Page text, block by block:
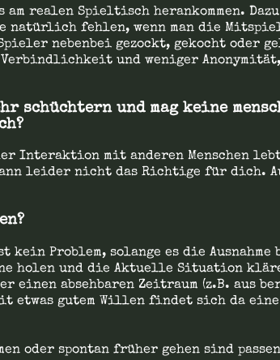
realen Spieltisch herankommen. Dazu
natürlich fehlen, wenn man die
nebenbei gezockt, gekocht oder
und weniger
schüchtern und mag keine
Interaktion mit anderen Menschen
leider nicht das Richtige für dich.
Problem, solange es die Ausnahme
holen und die Aktuelle Situation
einen absehbaren Zeitraum (z.B. aus
etwas gutem Willen findet sich da
oder spontan früher gehen sind